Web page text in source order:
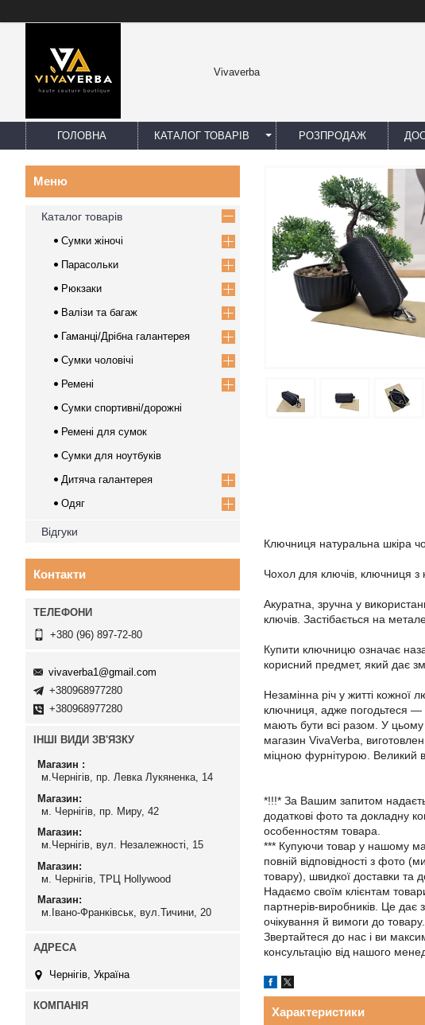
Vivaverba
ГОЛОВНА КАТАЛОГ ТОВАРІВ РОЗПРОДАЖ
Ключниця натуральна шкіра
Чохол для ключів, ключниця з
Акуратна, зручна у
ключів. Застібається на
Купити ключницю означає
корисний предмет, який дає
Незамінна річ у житті кожної
ключниця, адже погодьтеся —
мають бути всі разом. У цьому
магазин VivaVerba,
міцною фурнітурою. Великий
*!!!* За Вашим запитом
додаткові фото та докладну
особенностям товара.
*** Купуючи товар у нашому
повній відповідності з фото
товару), швидкої доставки та
Надаємо своїм клієнтам
партнерів-виробників. Це дає
очікування й вимоги до товару.
Звертайтеся до нас і ви
консультацію від нашого
Характеристики
Каталог товарів
Сумки жіночі
Парасольки
Рюкзаки
Валізи та багаж
Гаманці/Дрібна галантерея
Сумки чоловічі
Ремені
Сумки спортивні/дорожні
Ремені для сумок
Сумки для ноутбуків
Дитяча галантерея
Одяг
Відгуки
Контакти
+380 (96) 897-72-80
vivaverba1@gmail.com
+380968977280
+380968977280
ІНШІ ВИДИ ЗВ'ЯЗКУ
Магазин
м.Чернігів, пр. Левка Лукяненка, 14
Магазин
м. Чернігів, пр. Миру, 42
Магазин
м.Чернігів, вул. Незалежності, 15
Магазин
м. Чернігів, ТРЦ Hollywood
Магазин
м.Івано-Франківськ, вул.Тичини, 20
Чернігів, Україна